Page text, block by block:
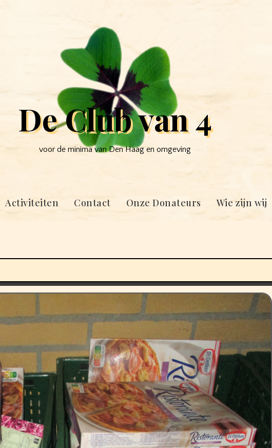
De Club van 4
voor de minima van Den Haag en omgeving
Activiteiten Contact Onze Donateurs Wie zijn wij